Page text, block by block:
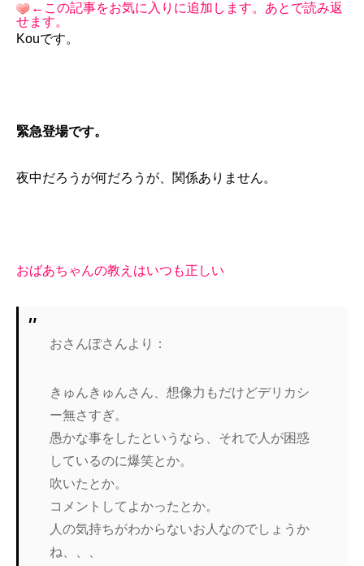
←この記事をお気に入りに追加します。あとで読み返
せます。
Kouです。
緊急登場です。
夜中だろうが何だろうが、関係ありません。
おばあちゃんの教えはいつも正しい
おさんぽさんより：
きゅんきゅんさん、想像力もだけどデリカシ
ー無さすぎ。
愚かな事をしたというなら、それで人が困惑
しているのに爆笑とか。
吹いたとか。
コメントしてよかったとか。
人の気持ちがわからないお人なのでしょうか
ね、、、